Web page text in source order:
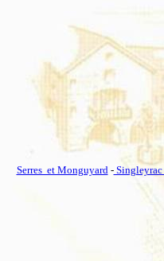
Serres et Monguyard-Singleyrac